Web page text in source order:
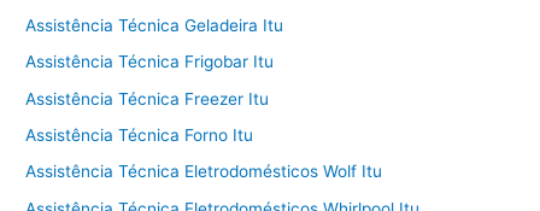
Assistência Técnica Geladeira Itu
Assistência Técnica Frigobar Itu
Assistência Técnica Freezer Itu
Assistência Técnica Forno Itu
Assistência Técnica Eletrodomésticos Wolf Itu